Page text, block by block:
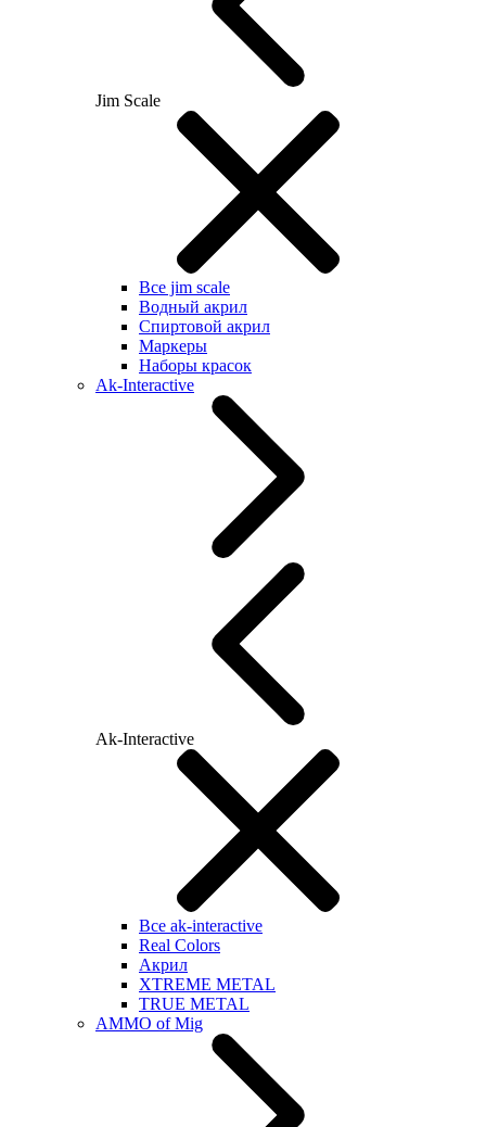
Jim Scale
Все jim scale
Водный акрил
Спиртовой акрил
Маркеры
Наборы красок
Ak-Interactive
Ak-Interactive
Все ak-interactive
Real Colors
Акрил
XTREME METAL
TRUE METAL
AMMO of Mig